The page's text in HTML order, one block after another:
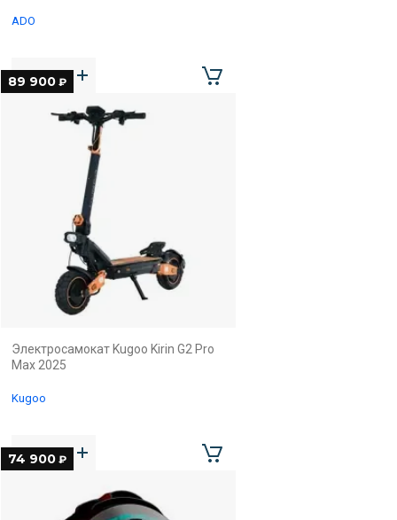
ADO
89 900 ₽
Электросамокат Kugoo Kirin G2 Pro
Max 2025
Kugoo
74 900 ₽